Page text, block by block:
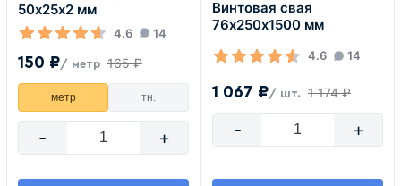
50х25х2 мм
4.6 14
150 ₽/ метр 165 ₽
метр тн.
- +
Винтовая свая
76х250х1500 мм
4.6 14
1 067 ₽/ шт. 1 174 ₽
- +